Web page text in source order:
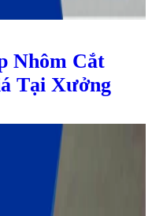
Nhôm Cắt
Tại Xưởng